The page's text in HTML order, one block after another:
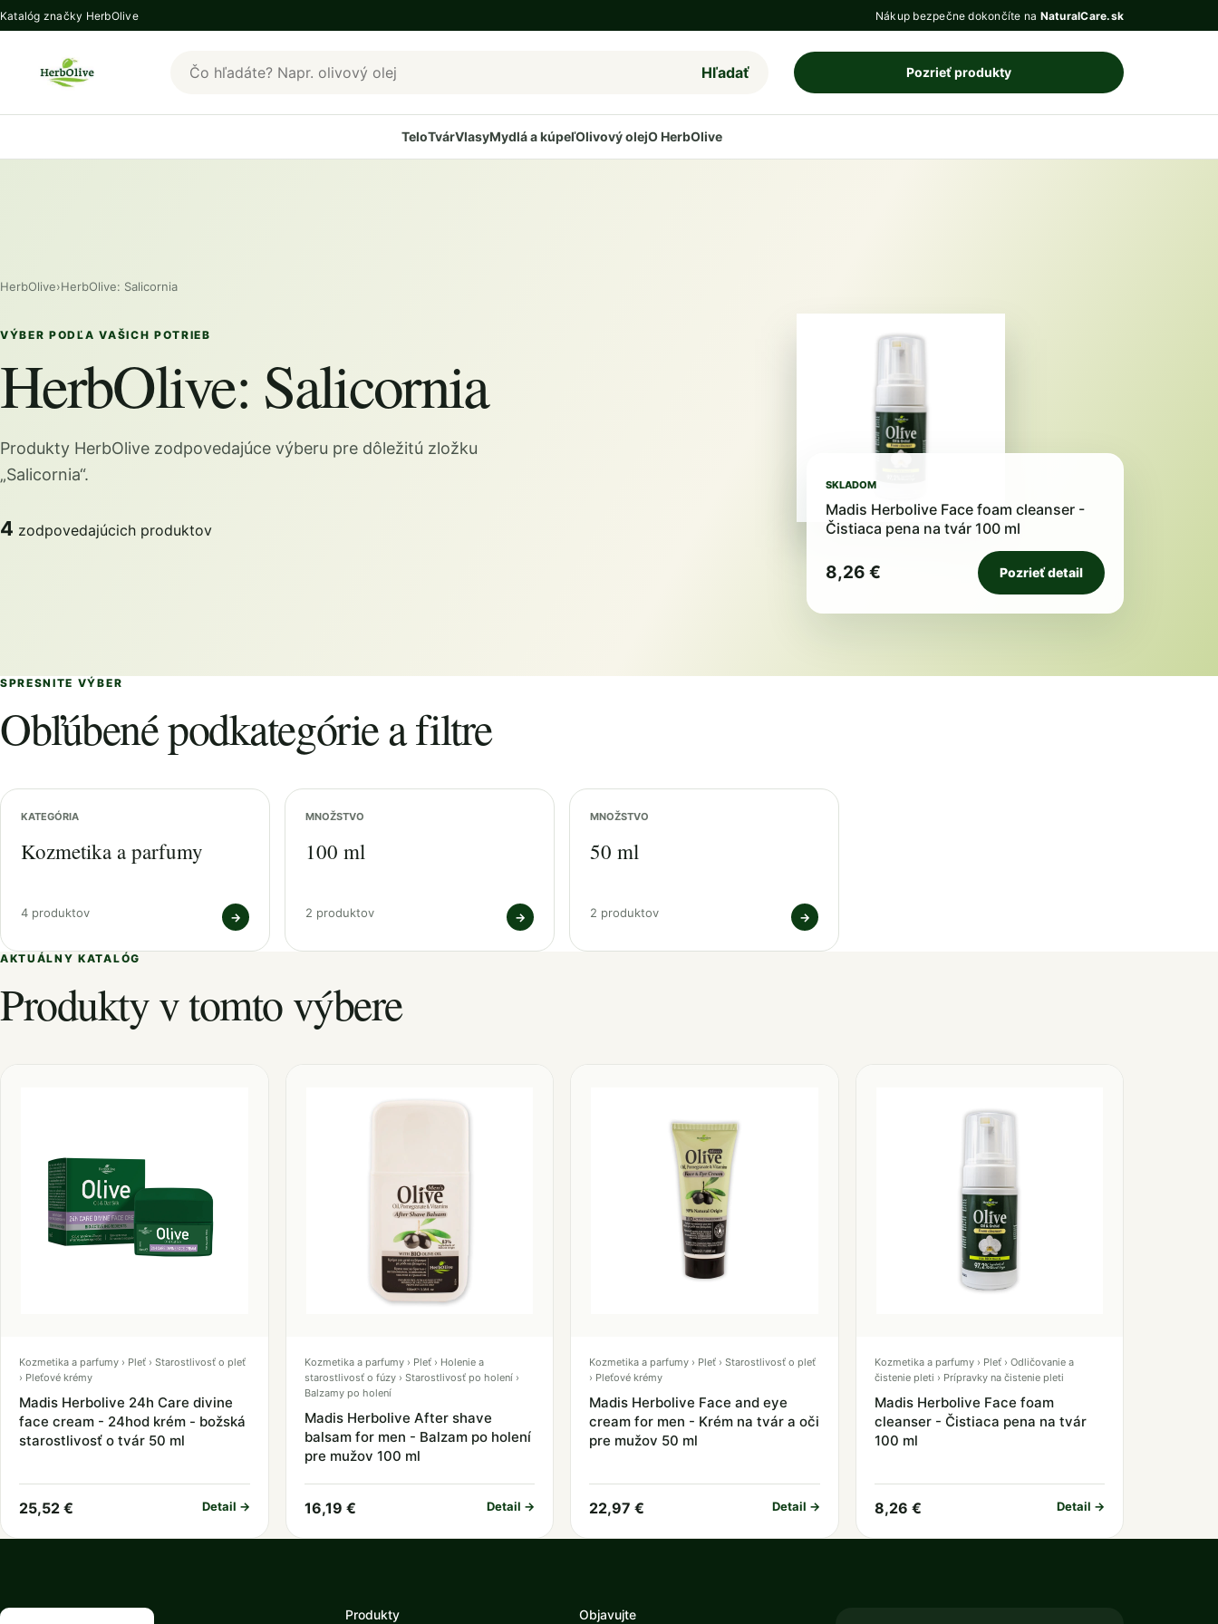
Katalóg značky HerbOlive Nákup bezpečne dokončíte na NaturalCare.sk
Hľadať produkty HerbOlive
Hľadať Pozrieť produkty
TeloTvárVlasyMydlá a kúpeľOlivový olejO HerbOlive
HerbOlive›HerbOlive: Salicornia
VÝBER PODĽA VAŠICH POTRIEB
HerbOlive: Salicornia
Produkty HerbOlive zodpovedajúce výberu pre dôležitú zložku
„Salicornia“.
4 zodpovedajúcich produktov
SKLADOM
Madis Herbolive Face foam cleanser -
Čistiaca pena na tvár 100 ml
8,26 € Pozrieť detail
SPRESNITE VÝBER
Obľúbené podkategórie a filtre
KATEGÓRIA
Kozmetika a parfumy
4 produktov →
MNOŽSTVO
100 ml
2 produktov →
MNOŽSTVO
50 ml
2 produktov →
AKTUÁLNY KATALÓG
Produkty v tomto výbere
Kozmetika a parfumy › Pleť › Starostlivosť o pleť
› Pleťové krémy
Madis Herbolive 24h Care divine
face cream - 24hod krém - božská
starostlivosť o tvár 50 ml
25,52 € Detail →
Kozmetika a parfumy › Pleť › Holenie a
starostlivosť o fúzy › Starostlivosť po holení ›
Balzamy po holení
Madis Herbolive After shave
balsam for men - Balzam po holení
pre mužov 100 ml
16,19 € Detail →
Kozmetika a parfumy › Pleť › Starostlivosť o pleť
› Pleťové krémy
Madis Herbolive Face and eye
cream for men - Krém na tvár a oči
pre mužov 50 ml
22,97 € Detail →
Kozmetika a parfumy › Pleť › Odličovanie a
čistenie pleti › Prípravky na čistenie pleti
Madis Herbolive Face foam
cleanser - Čistiaca pena na tvár
100 ml
8,26 € Detail →
Produkty Objavujte